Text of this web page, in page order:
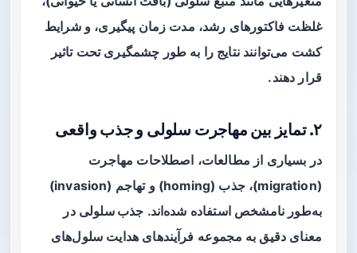
غلظت فاکتورهای رشد، مدت زمان پیگیری، و شرایط
کشت می‌توانند نتایج را به طور چشمگیری تحت تاثیر
قرار دهند.
۲. تمایز بین مهاجرت سلولی و جذب واقعی
در بسیاری از مطالعات، اصطلاحات مهاجرت
(migration)، جذب (homing) و تهاجم (invasion)
به‌طور نامشخص استفاده شده‌اند. جذب سلولی در
معنای دقیق به مجموعه فرآیندهای هدایت سلول‌های